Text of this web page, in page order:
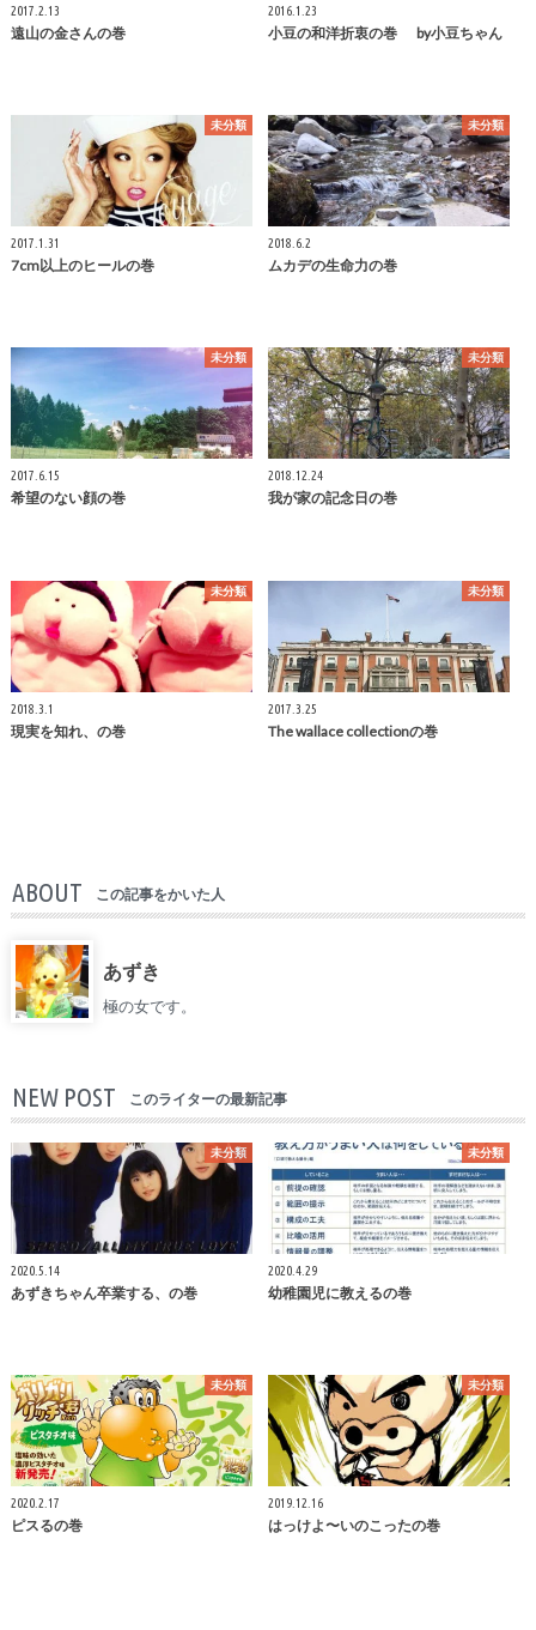
2017.2.13
遠山の金さんの巻
2016.1.23
小豆の和洋折衷の巻 by小豆ちゃん
未分類
2017.1.31
7cm以上のヒールの巻
未分類
2018.6.2
ムカデの生命力の巻
未分類
2017.6.15
希望のない顔の巻
未分類
2018.12.24
我が家の記念日の巻
未分類
2018.3.1
現実を知れ、の巻
未分類
2017.3.25
The wallace collectionの巻
ABOUT この記事をかいた人
あずき
極の女です。
NEW POST このライターの最新記事
未分類
2020.5.14
あずきちゃん卒業する、の巻
未分類
2020.4.29
幼稚園児に教えるの巻
未分類
2020.2.17
ピスるの巻
未分類
2019.12.16
はっけよ〜いのこったの巻